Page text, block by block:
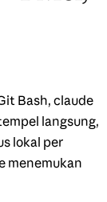
Bash, claude
langsung,
lokal per
menemukan